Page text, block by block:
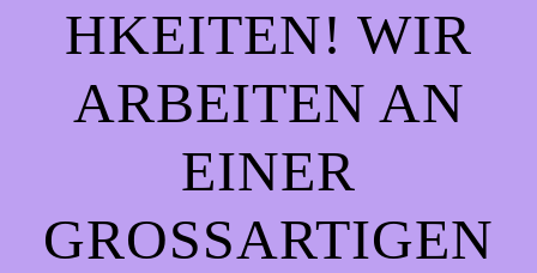
HKEITEN! WIR
ARBEITEN AN
EINER
GROSSARTIGEN S